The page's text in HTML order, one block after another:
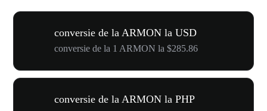
conversie de la ARMON la USD
conversie de la 1 ARMON la $285.86
conversie de la ARMON la PHP